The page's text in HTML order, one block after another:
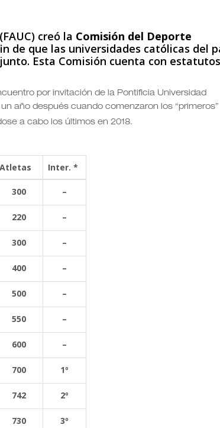
creó la Comisión del Deporte
de que las universidades católicas del
Esta Comisión cuenta con
por invitación de la Pontificia Universidad
año después cuando comenzaron los “primeros”
a cabo los últimos en 2018.
Atletas Inter. *
300 –
220 –
300 –
400 –
500 –
550 –
600 –
700 1º
742 2º
730 3º